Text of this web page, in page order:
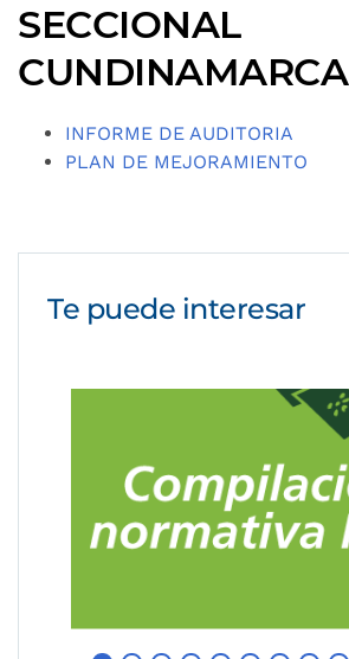
SECCIONAL
CUNDINAMARCA
INFORME DE AUDITORIA
PLAN DE MEJORAMIENTO
Te puede interesar